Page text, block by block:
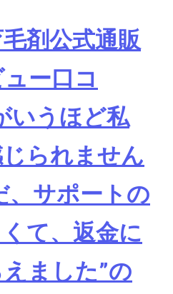
剤公式通販
ー口コ
いうほど私
られません
、サポートの
て、返金に
ました”の